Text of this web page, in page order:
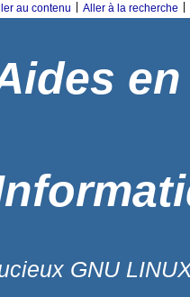
au contenu Aller à la recherche
en
GNU